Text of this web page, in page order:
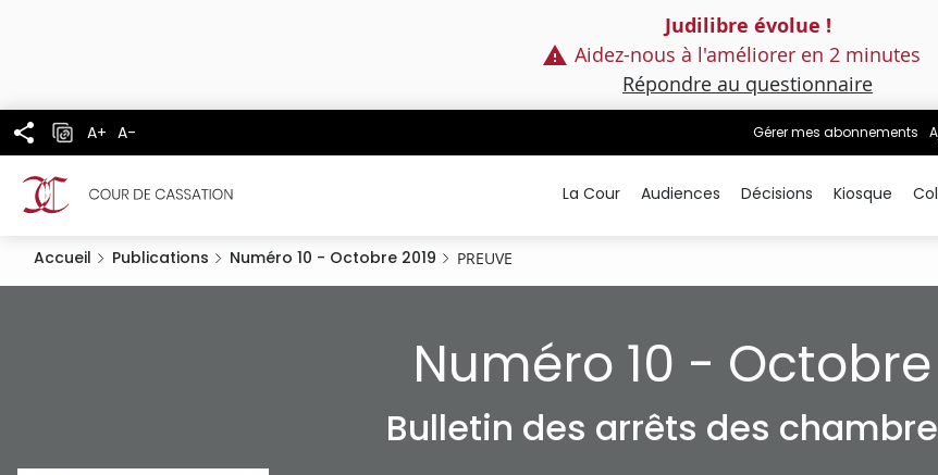
Judilibre évolue !
Aidez-nous à l'améliorer en 2 minutes
Répondre au questionnaire
A+ A- Gérer mes abonnements
La Cour Audiences Décisions Kiosque
Accueil Publications Numéro 10 - Octobre 2019 PREUVE
Numéro 10 - Octobre
Bulletin des arrêts des